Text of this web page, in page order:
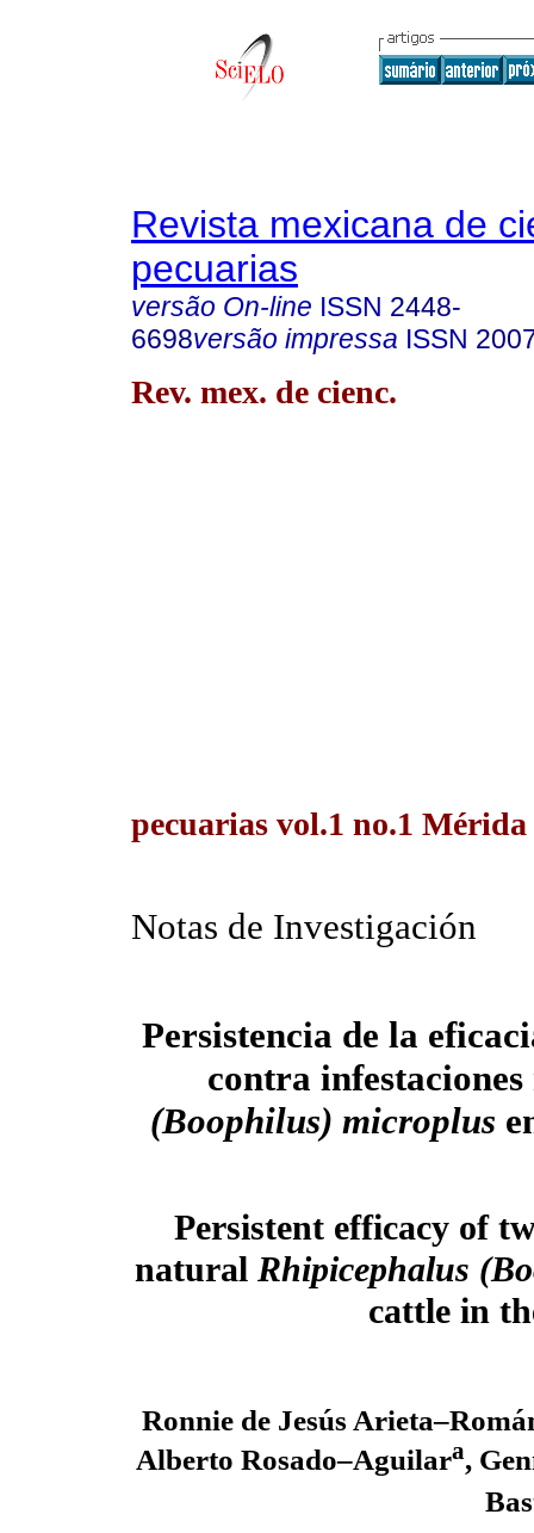
Revista mexicana de
pecuarias
versão On-line ISSN 2448-
6698versão impressa ISSN
Rev. mex. de cienc.
pecuarias vol.1 no.1
Notas de Investigación
Persistencia de la
contra
(Boophilus) microplus
Persistent efficacy of
natural Rhipicephalus
cattle in
Ronnie de Jesús
Alberto Rosado–Aguilara,